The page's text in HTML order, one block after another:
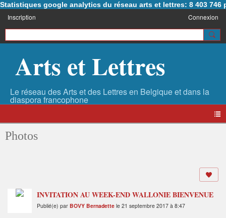
Statistiques google analytics du réseau arts et lettres: 8 403 746
Inscription Connexion
Arts et Lettres
Photos
INVITATION AU WEEK-END WALLONIE BIENVENUE
Publié(e) par BOVY Bernadette le 21 septembre 2017 à 8:47